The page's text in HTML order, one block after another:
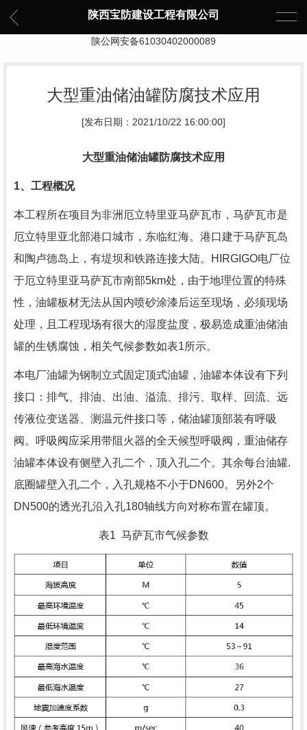
陕西宝防建设工程有限公司
陕公网安备61030402000089
大型重油储油罐防腐技术应用
[发布日期：2021/10/22 16:00:00]
大型重油储油罐防腐技术应用
1、工程概况
本工程所在项目为非洲厄立特里亚马萨瓦市，马萨瓦市是
厄立特里亚北部港口城市，东临红海。港口建于马萨瓦岛
和陶卢德岛上，有堤坝和铁路连接大陆。
HIRGIGO电厂位
于厄立特里亚马萨瓦市南部5km处，由于地理位置的特殊
性，油罐板材无法从国内喷砂涂漆后运至现场，必须现场
处理，且工程现场有很大的湿度盐度，极易造成重油储油
罐的生锈腐蚀，相关气候参数如表1所示。
本电厂油罐为钢制立式固定顶式油罐，油罐本体设有下列
接口：排气、排油、出油、溢流、排污、取样、回流、远
传液位变送器、测温元件接口等，储油罐顶部装有呼吸
阀。呼吸阀应采用带阻火器的全天候型呼吸阀，重油储存
油罐本体设有侧壁入孔二个，顶入孔二个。其余每台油罐.
底圈罐壁入孔二个，入孔规格不小于DN600。另外2个
DN500的透光孔沿入孔180轴线方向对称布置在罐顶。
表1 马萨瓦市气候参数